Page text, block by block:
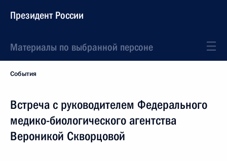
Президент России
Материалы по выбранной персоне
События
Встреча с руководителем Федерального
медико-биологического агентства
Вероникой Скворцовой